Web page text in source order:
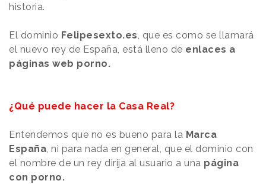
historia.
El dominio Felipesexto.es , que es como se llamará
el nuevo rey de España, está lleno de enlaces a
páginas web porno.
¿Qué puede hacer la Casa Real?
Entendemos que no es bueno para la Marca
España , ni para nada en general, que el dominio con
el nombre de un rey dirija al usuario a una página
con porno.